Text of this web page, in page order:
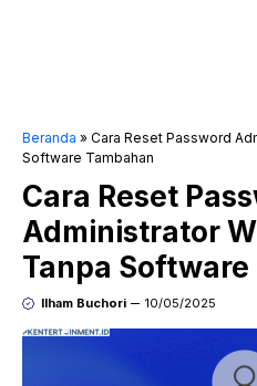
Beranda » Cara Reset Password
Software Tambahan
Cara Reset
Administrator
Tanpa Software
Ilham Buchori 10/05/2025